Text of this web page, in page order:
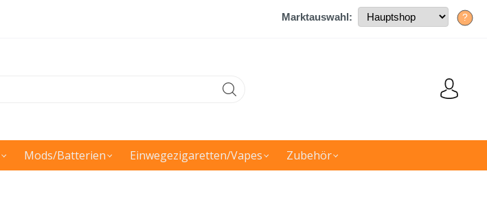
Marktauswahl: ?
Mods/Batterien Einwegezigaretten/Vapes Zubehör